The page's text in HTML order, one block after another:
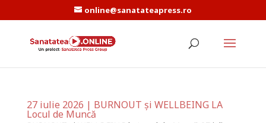
online@sanatateapress.ro
27 iulie 2026 | BURNOUT și WELLBEING LA
Locul de Muncă